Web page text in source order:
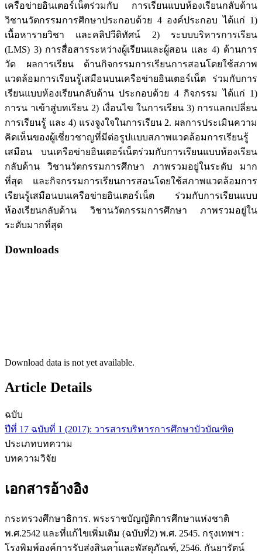
เครือข่ายอินเตอร์เน็ตร่วมกับ การเรียนแบบห้องเรียนกลับด้าน
วิชานวัตกรรมการศึกษาประกอบด้วย 4 องค์ประกอบ ได้แก่ 1)
เนื้อหารายวิชา และคลิปวีดิทัศน์ 2) ระบบบริหารการเรียน
(LMS) 3) การสื่อสารระหว่างผู้เรียนและผู้สอน และ 4) ด้านการ
วัด ผลการเรียน ด้านกิจกรรมการเรียนการสอนโดยใช้สภาพ
แวดล้อมการเรียนรู้เสมือนบนเครือข่ายอินเตอร์เน็ต ร่วมกับการ
เรียนแบบห้องเรียนกลับด้าน ประกอบด้วย 4 กิจกรรม ได้แก่ 1)
การน าเข้าสู่บทเรียน 2) เงื่อนไข ในการเรียน 3) การแลกเปลี่ยน
การเรียนรู้ และ 4) แรงจูงใจในการเรียน 2. ผลการประเมินความ
คิดเห็นของผู้เชี่ยวชาญที่มีต่อรูปแบบสภาพแวดล้อมการเรียนรู้
เสมือน บนเครือข่ายอินเตอร์เน็ตร่วมกับการเรียนแบบห้องเรียน
กลับด้าน วิชานวัตกรรมการศึกษา ภาพรวมอยู่ในระดับ มาก
ที่สุด และกิจกรรมการเรียนการสอนโดยใช้สภาพแวดล้อมการ
เรียนรู้เสมือนบนเครือข่ายอินเตอร์เน็ต ร่วมกับการเรียนแบบ
ห้องเรียนกลับด้าน วิชานวัตกรรมการศึกษา ภาพรวมอยู่ใน
ระดับมากที่สุด
Downloads
Download data is not yet available.
Article Details
ฉบับ
ปีที่ 17 ฉบับที่ 1 (2017): วารสารบริหารการศึกษาบัวบัณฑิต
ประเภทบทความ
บทความวิจัย
เอกสารอ้างอิง
กระทรวงศึกษาธิการ. พระราชบัญญัติการศึกษาแห่งชาติ
พ.ศ.2542 และที่แก้ไขเพิ่มเติม (ฉบับที่2) พ.ศ. 2545. กรุงเทพฯ :
โรงพิมพ์องค์การรับส่งสินคา้และพัสดุภัณฑ์, 2546. กันยารัตน์